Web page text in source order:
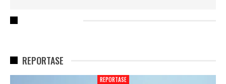
REPORTASE